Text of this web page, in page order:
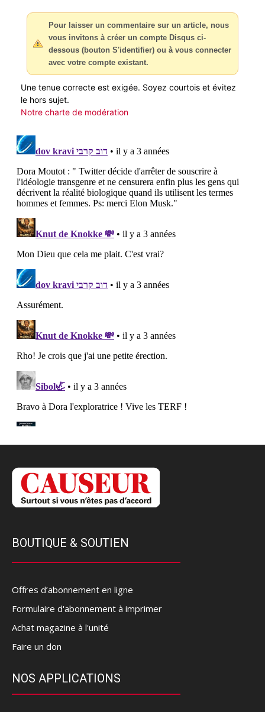
Pour laisser un commentaire sur un article, nous
vous invitons à créer un compte Disqus ci-
dessous (bouton S'identifier) ou à vous connecter
avec votre compte existant.
Une tenue correcte est exigée. Soyez courtois et évitez
le hors sujet.
Notre charte de modération
BOUTIQUE & SOUTIEN
Offres d’abonnement en ligne
Formulaire d'abonnement à imprimer
Achat magazine à l'unité
Faire un don
NOS APPLICATIONS